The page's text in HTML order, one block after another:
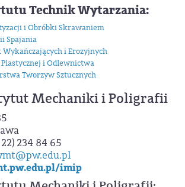
Technik Wytarzania:
i Obróbki Skrawaniem
Spajania
Wykańczających i Erozyjnych
Plastycznej i Odlewnictwa
Tworzyw Sztucznych
Mechaniki i Poligrafii
234 84 65
imip